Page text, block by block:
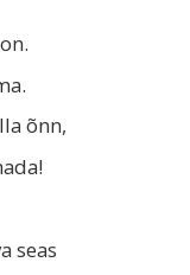
õnn,
seas